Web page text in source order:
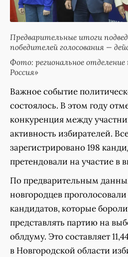
Предварительные итоги
победителей голосования —
Фото: региональное
Россия»
Важное событие
состоялось. В этом году
конкуренция между
активность избирателей.
зарегистрировано 198
претендовали на участие в
По предварительным
новгородцев
кандидатов, которые
представлять партию на
облдуму. Это составляет
в Новгородской области